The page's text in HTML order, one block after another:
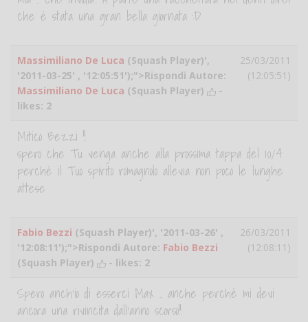
che è stata una gran bella giornata :D
Massimiliano De Luca (Squash Player)',
'2011-03-25' , '12:05:51');">Rispondi Autore:
Massimiliano De Luca (Squash Player)
-
likes: 2
25/03/2011
(12:05:51)
Mitico Bezzi !!
spero che Tu venga anche alla prossima tappa del 10/4
perchè il Tuo spirito romagnolo allevia non poco le lunghe
attese
Fabio Bezzi (Squash Player)', '2011-03-26' ,
'12:08:11');">Rispondi Autore: Fabio Bezzi
(Squash Player)
- likes: 2
26/03/2011
(12:08:11)
Spero anch'io di esserci Max .. anche perchè mi devi
ancora una rivincita dall'anno scorso!!